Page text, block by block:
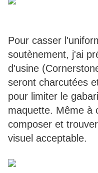
Pour casser
soutènement, j'ai
d'usine
seront charcutées
pour limiter le
maquette. Même à
composer et
visuel acceptable.